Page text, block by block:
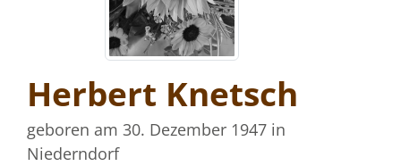
Herbert Knetsch
geboren am 30. Dezember 1947 in
Niederndorf